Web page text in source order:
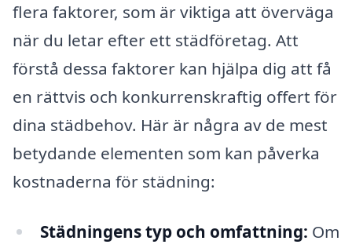
flera faktorer, som är viktiga att överväga
när du letar efter ett städföretag. Att
förstå dessa faktorer kan hjälpa dig att få
en rättvis och konkurrenskraftig offert för
dina städbehov. Här är några av de mest
betydande elementen som kan påverka
kostnaderna för städning:
Städningens typ och omfattning: Om